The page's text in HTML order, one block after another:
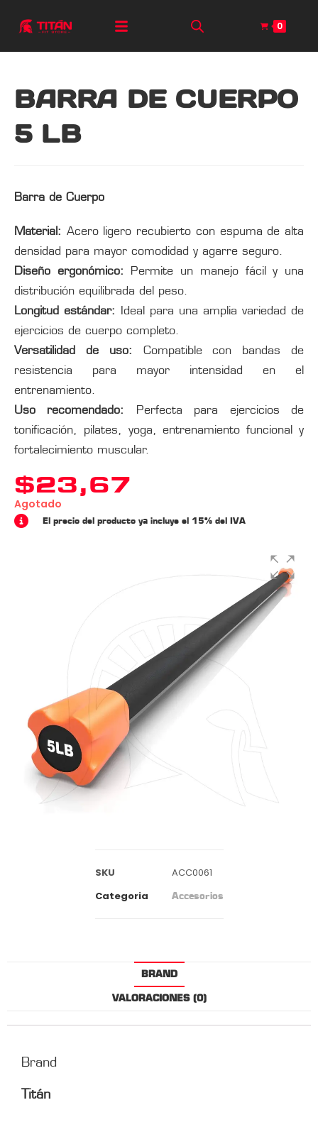
0
BARRA DE CUERPO
5 LB
Barra de Cuerpo
Material: Acero ligero recubierto con espuma de alta
densidad para mayor comodidad y agarre seguro.
Diseño ergonómico: Permite un manejo fácil y una
distribución equilibrada del peso.
Longitud estándar:
Ideal para una amplia variedad de
ejercicios de cuerpo completo.
Versatilidad de uso: Compatible con bandas de
resistencia para mayor intensidad en el
entrenamiento.
Uso recomendado:
Perfecta para ejercicios de
tonificación, pilates, yoga, entrenamiento funcional y
fortalecimiento muscular.
$23,67
Agotado
El precio del producto ya incluye el 15% del IVA
SKU
ACC0061
Categoria
Accesorios
BRAND
VALORACIONES (0)
Brand
Titán